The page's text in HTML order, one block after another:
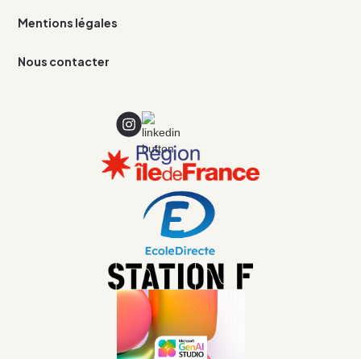
Mentions légales
Nous contacter